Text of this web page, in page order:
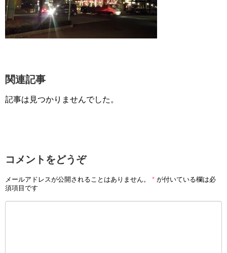
関連記事
記事は見つかりませんでした。
コメントをどうぞ
メールアドレスが公開されることはありません。 * が付いている欄は必
須項目です